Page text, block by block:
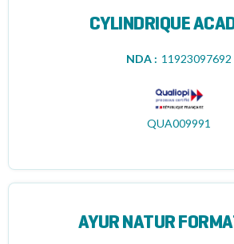
CYLINDRIQUE
NDA : 11923097692
QUA009991
AYUR NATUR